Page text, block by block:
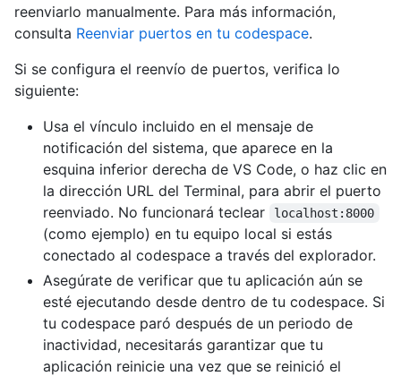
reenviarlo manualmente. Para más información,
consulta Reenviar puertos en tu codespace.
Si se configura el reenvío de puertos, verifica lo
siguiente:
Usa el vínculo incluido en el mensaje de
notificación del sistema, que aparece en la
esquina inferior derecha de VS Code, o haz clic en
la dirección URL del Terminal, para abrir el puerto
reenviado. No funcionará teclear
localhost:8000
(como ejemplo) en tu equipo local si estás
conectado al codespace a través del explorador.
Asegúrate de verificar que tu aplicación aún se
esté ejecutando desde dentro de tu codespace. Si
tu codespace paró después de un periodo de
inactividad, necesitarás garantizar que tu
aplicación reinicie una vez que se reinició el